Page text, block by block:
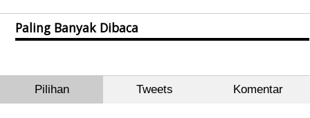
Paling Banyak Dibaca
Pilihan Tweets Komentar